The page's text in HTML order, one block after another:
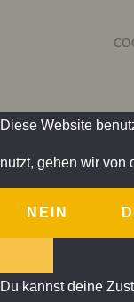
Diese Website
nutzt, gehen wir von
NEIN
Du kannst deine